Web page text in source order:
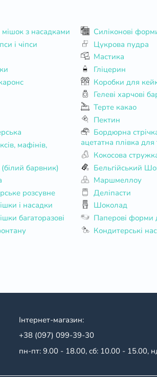
з насадками
і чіпси
барвник)
розсувне
і насадки
багаторазові
Силіконові
Цукрова пудра
Мастика
Гліцерин
Коробки для
Гелеві харчові
Терте какао
Пектин
ацетатна плівка для
Кокосова
Бельгійський
Маршмеллоу
Деліпасти
Шоколад
Паперові форми
Кондитерські
Інтернет-магазин:
+38 (097) 099-39-30
пн-пт: 9.00 - 18.00, сб: 10.00 - 15.00,